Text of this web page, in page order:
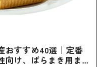
おすすめ40選｜定番
向け、ばらまき用まで